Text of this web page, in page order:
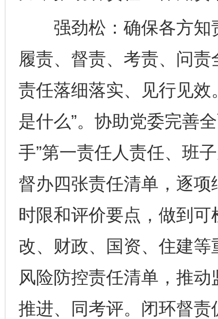
强劲松：确保各方知
履责、督责、考责、问
责任落细落实、见行见效
是什么”。协助党委完善
手”第一责任人责任、班
督办四张责任清单，逐
时限和评价要点，做到
改、财政、国资、住建
风险防控责任清单，推
推进、同考评。闭环督责